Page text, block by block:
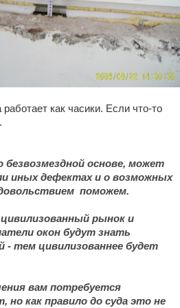
как часики. Если что-то
основе, может
иных дефектах и о возможных
поможем.
рынок и
окон будут знать
тем цивилизованнее будет
вам потребуется
но как правило до суда это не